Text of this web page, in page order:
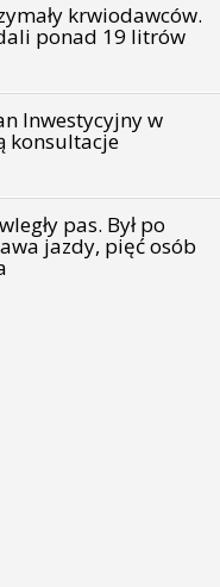
krwiodawców.
ponad 19 litrów
Inwestycyjny w
konsultacje
pas. Był po
jazdy, pięć osób